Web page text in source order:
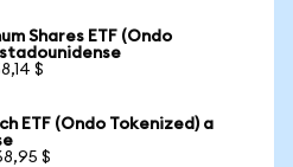
Shares ETF (Ondo
$
ETF (Ondo Tokenized) a
$